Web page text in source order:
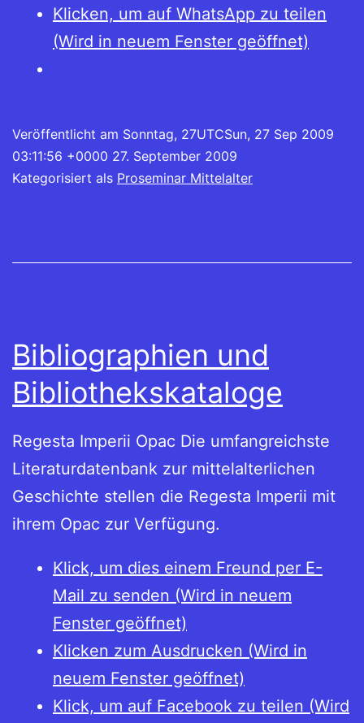
Klicken, um auf WhatsApp zu teilen
(Wird in neuem Fenster geöffnet)
Veröffentlicht am Sonntag, 27UTCSun, 27 Sep 2009
03:11:56 +0000 27. September 2009
Kategorisiert als Proseminar Mittelalter
Bibliographien und
Bibliothekskataloge
Regesta Imperii Opac Die umfangreichste
Literaturdatenbank zur mittelalterlichen
Geschichte stellen die Regesta Imperii mit
ihrem Opac zur Verfügung.
Klick, um dies einem Freund per E-
Mail zu senden (Wird in neuem
Fenster geöffnet)
Klicken zum Ausdrucken (Wird in
neuem Fenster geöffnet)
Klick, um auf Facebook zu teilen (Wird